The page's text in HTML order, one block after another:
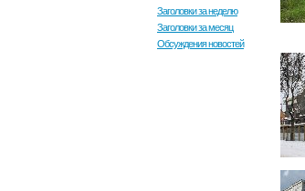
Заголовки за неделю
Заголовки за месяц
Обсуждения новостей